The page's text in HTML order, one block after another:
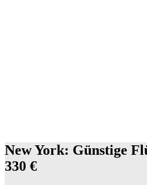
New York: Günstige
330 €